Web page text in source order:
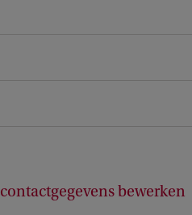
contactgegevens bewerken